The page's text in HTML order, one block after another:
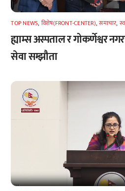
TOP NEWS, विशेष(FRONT-CENTER),समाचार,
ह्याम्स अस्पताल र गोकर्णेश्वर
सेवा सम्झौता